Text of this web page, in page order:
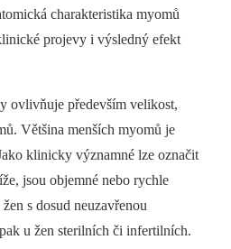
charakteristika myomů
projevy i výsledný efekt
ovlivňuje především velikost,
Většina menších myomů je
klinicky významné lze označit
jsou objemné nebo rychle
s dosud neuzavřenou
u žen sterilních či infertilních.